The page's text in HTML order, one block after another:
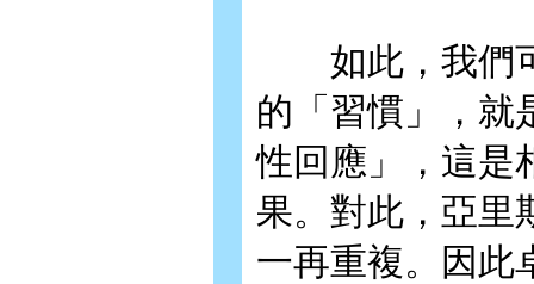
如此，我們可
的「習慣」，就
性回應」，這是
果。對此，亞里
一再重複。因此